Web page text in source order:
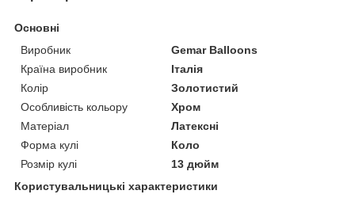
Основні
Виробник
Gemar Balloons
Країна виробник
Італія
Колір
Золотистий
Особливість кольору
Хром
Матеріал
Латексні
Форма кулі
Коло
Розмір кулі
13 дюйм
Користувальницькі характеристики